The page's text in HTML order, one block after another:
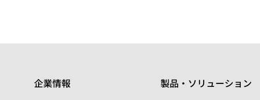
企業情報 製品・ソリューション